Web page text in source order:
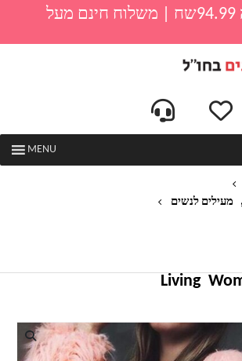
מינימום הזמנה 94.99שח | משלוח חינם מעל
MENU
מעילים לנשים
Living